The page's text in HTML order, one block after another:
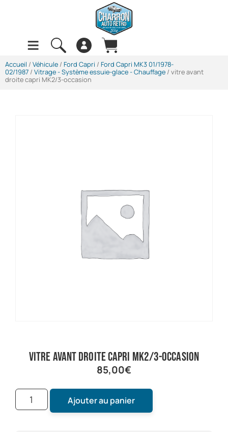
Accueil / Véhicule / Ford Capri / Ford Capri MK3 01/1978-
02/1987 / Vitrage - Système essuie-glace - Chauffage / vitre avant
droite capri MK2/3-occasion
vitre avant droite capri MK2/3-occasion
85,00€
Ajouter au panier